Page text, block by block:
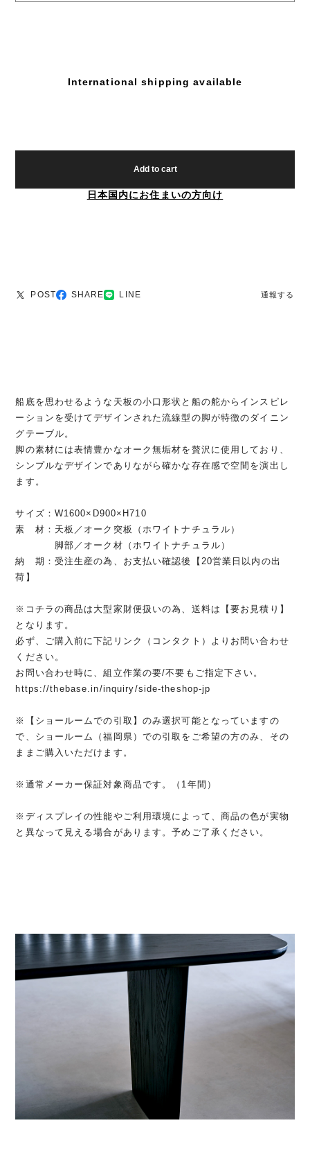
International shipping available
Add to cart
日本国内にお住まいの方向け
POST SHARE LINE 通報する
船底を思わせるような天板の小口形状と船の舵からインスピレ
ーションを受けてデザインされた流線型の脚が特徴のダイニン
グテーブル。
脚の素材には表情豊かなオーク無垢材を贅沢に使用しており、
シンプルなデザインでありながら確かな存在感で空間を演出し
ます。
サイズ：W1600×D900×H710
素 材：天板／オーク突板（ホワイトナチュラル）
脚部／オーク材（ホワイトナチュラル）
納 期：受注生産の為、お支払い確認後【20営業日以内の出
荷】
※コチラの商品は大型家財便扱いの為、送料は【要お見積り】
となります。
必ず、ご購入前に下記リンク（コンタクト）よりお問い合わせ
ください。
お問い合わせ時に、組立作業の要/不要もご指定下さい。
https://thebase.in/inquiry/side-theshop-jp
※【ショールームでの引取】のみ選択可能となっていますの
で、ショールーム（福岡県）での引取をご希望の方のみ、その
ままご購入いただけます。
※通常メーカー保証対象商品です。（1年間）
※ディスプレイの性能やご利用環境によって、商品の色が実物
と異なって見える場合があります。予めご了承ください。